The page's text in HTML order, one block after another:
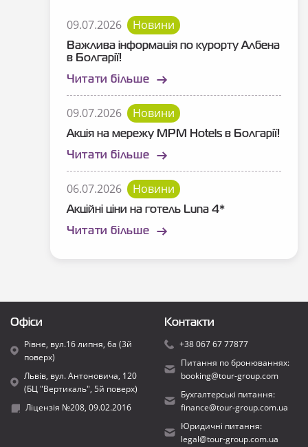
09.07.2026 Новини
Важлива інформація по курорту Албена
в Болгарії!
Читати більше
09.07.2026 Новини
Акція на мережу MPM Hotels в Болгарії!
Читати більше
06.07.2026 Новини
Акційні ціни на готель Luna 4*
Читати більше
Офіси
Рівне, вул.16 липня, 6а (3й
поверх)
Львів, вул. Антоновича, 120
(БЦ "Вертикаль", 5й поверх)
Ліцензія №208, 09.02.2016
Контакти
+38 067 67 77877
Питання по бронюваннях:
booking@tour-group.com
Бухгалтерські питання:
finance@tour-group.com.ua
Юридичні питання:
legal@tour-group.com.ua